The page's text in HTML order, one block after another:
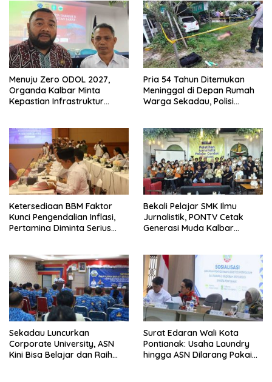
Menuju Zero ODOL 2027,
Organda Kalbar Minta
Kepastian Infrastruktur
Pria 54 Tahun Ditemukan
Meninggal di Depan Rumah
Warga Sekadau, Polisi
Ketersediaan BBM Faktor
Kunci Pengendalian Inflasi,
Pertamina Diminta Serius
Bekali Pelajar SMK Ilmu
Jurnalistik, PONTV Cetak
Generasi Muda Kalbar
Sekadau Luncurkan
Corporate University, ASN
Kini Bisa Belajar dan Raih
Surat Edaran Wali Kota
Pontianak: Usaha Laundry
hingga ASN Dilarang Pakai